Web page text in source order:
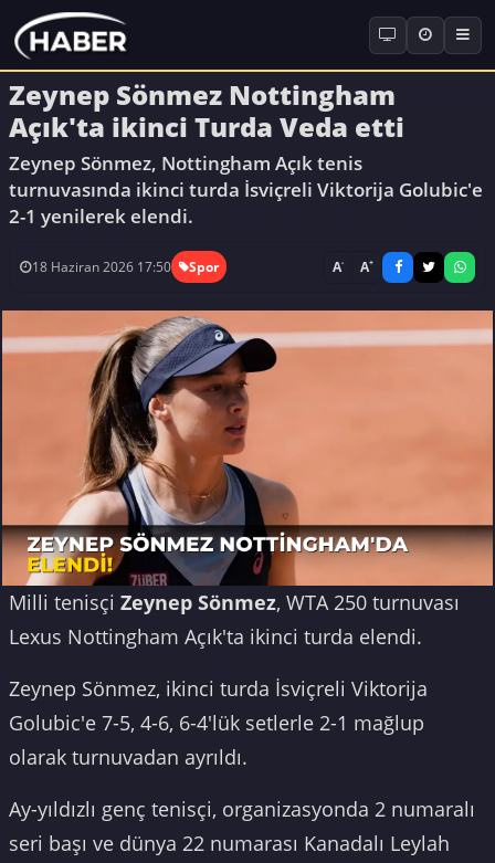
Zeynep Sönmez Nottingham
Açık'ta ikinci Turda Veda etti
Zeynep Sönmez, Nottingham Açık tenis
turnuvasında ikinci turda İsviçreli Viktorija Golubic'e
2-1 yenilerek elendi.
18 Haziran 2026 17:50 Spor A- A+
Milli tenisçi Zeynep Sönmez, WTA 250 turnuvası
Lexus Nottingham Açık'ta ikinci turda elendi.
Zeynep Sönmez, ikinci turda İsviçreli Viktorija
Golubic'e 7-5, 4-6, 6-4'lük setlerle 2-1 mağlup
olarak turnuvadan ayrıldı.
Ay-yıldızlı genç tenisçi, organizasyonda 2 numaralı
seri başı ve dünya 22 numarası Kanadalı Leylah